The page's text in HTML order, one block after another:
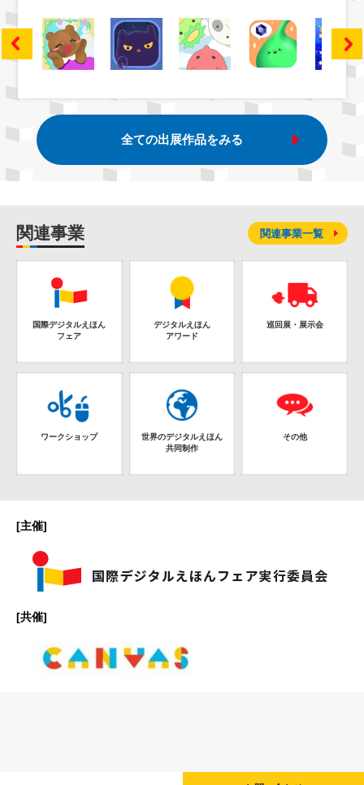
全ての出展作品をみる
関連事業
国際デジタルえほん
フェア
デジタルえほん
アワード
巡回展・展示会
ワークショップ
世界のデジタルえほん
共同制作
その他
関連事業一覧
[主催]
[共催]